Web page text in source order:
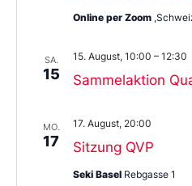
Online per Zoom
SA.
15 Sammelaktion
15. August, 10:00 – 12:30
MO.
17 Sitzung QVP
17. August, 20:00
Seki Basel Rebgasse 1